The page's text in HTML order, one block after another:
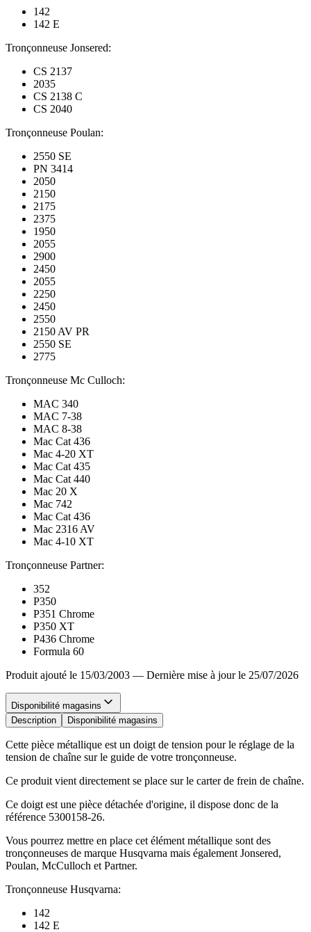
142
142 E
Tronçonneuse Jonsered:
CS 2137
2035
CS 2138 C
CS 2040
Tronçonneuse Poulan:
2550 SE
PN 3414
2050
2150
2175
2375
1950
2055
2900
2450
2055
2250
2450
2550
2150 AV PR
2550 SE
2775
Tronçonneuse Mc Culloch:
MAC 340
MAC 7-38
MAC 8-38
Mac Cat 436
Mac 4-20 XT
Mac Cat 435
Mac Cat 440
Mac 20 X
Mac 742
Mac Cat 436
Mac 2316 AV
Mac 4-10 XT
Tronçonneuse Partner:
352
P350
P351 Chrome
P350 XT
P436 Chrome
Formula 60
Produit ajouté le 15/03/2003 — Dernière mise à jour le 25/07/2026
Disponibilité magasins
Description
Disponibilité magasins
Cette pièce métallique est un doigt de tension pour le réglage de la
tension de chaîne sur le guide de votre tronçonneuse.
Ce produit vient directement se place sur le carter de frein de chaîne.
Ce doigt est une pièce détachée d'origine, il dispose donc de la
référence 5300158-26.
Vous pourrez mettre en place cet élément métallique sont des
tronçonneuses de marque Husqvarna mais également Jonsered,
Poulan, McCulloch et Partner.
Tronçonneuse Husqvarna:
142
142 E